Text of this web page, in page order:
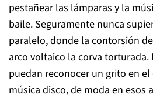
pestañear las lámparas y la
baile. Seguramente nunca
paralelo, donde la contorsión
arco voltaico la corva torturada.
puedan reconocer un grito en
música disco, de moda en esos